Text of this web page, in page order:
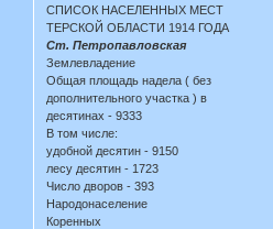
СПИСОК НАСЕЛЕННЫХ МЕСТ
ТЕРСКОЙ ОБЛАСТИ 1914 ГОДА
Ст. Петропавловская
Землевладение
Общая площадь надела ( без
дополнительного участка ) в
десятинах - 9333
В том числе:
удобной десятин - 9150
лесу десятин - 1723
Число дворов - 393
Народонаселение
Коренных